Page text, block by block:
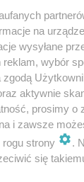
na
wysyłane
wybór
zgodą
aktywnie
prosimy o
i zawsze
strony
.
się